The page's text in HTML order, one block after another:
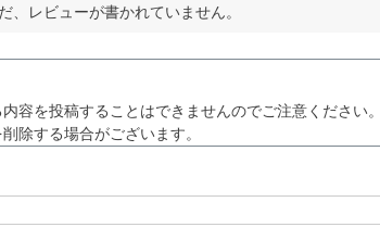
、レビューが書かれていません。
容を投稿することはできませんのでご注意ください。
除する場合がございます。